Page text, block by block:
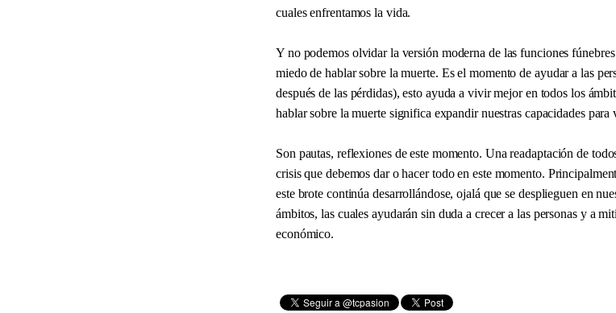
cuales enfrentamos la vida.
Y no podemos olvidar la versión moderna de las funciones
miedo de hablar sobre la muerte. Es el momento de ayudar a las
después de las pérdidas), esto ayuda a vivir mejor en todos los
hablar sobre la muerte significa expandir nuestras capacidades
Son pautas, reflexiones de este momento. Una readaptación de
crisis que debemos dar o hacer todo en este momento.
este brote continúa desarrollándose, ojalá que se desplieguen en
ámbitos, las cuales ayudarán sin duda a crecer a las personas y a
económico.